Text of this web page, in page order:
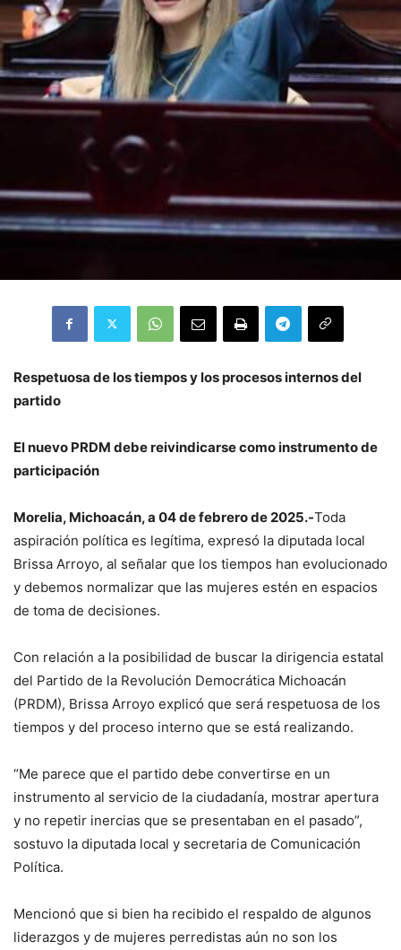
Respetuosa de los tiempos y los procesos internos del
partido
El nuevo PRDM debe reivindicarse como instrumento de
participación
Morelia, Michoacán, a 04 de febrero de 2025.-Toda
aspiración política es legítima, expresó la diputada local
Brissa Arroyo, al señalar que los tiempos han evolucionado
y debemos normalizar que las mujeres estén en espacios
de toma de decisiones.
Con relación a la posibilidad de buscar la dirigencia estatal
del Partido de la Revolución Democrática Michoacán
(PRDM), Brissa Arroyo explicó que será respetuosa de los
tiempos y del proceso interno que se está realizando.
“Me parece que el partido debe convertirse en un
instrumento al servicio de la ciudadanía, mostrar apertura
y no repetir inercias que se presentaban en el pasado”,
sostuvo la diputada local y secretaria de Comunicación
Política.
Mencionó que si bien ha recibido el respaldo de algunos
liderazgos y de mujeres perredistas aún no son los